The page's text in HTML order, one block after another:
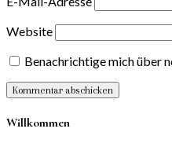
Website
Benachrichtige mich über
Willkommen